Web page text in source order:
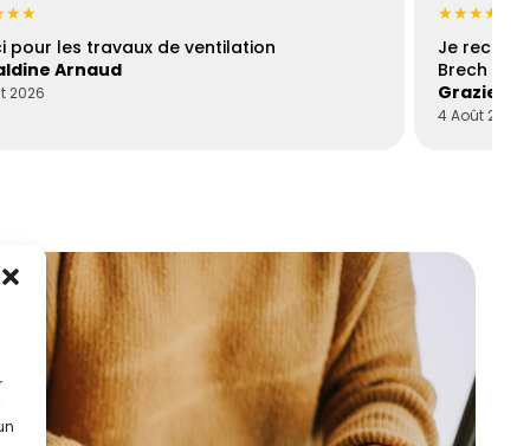
pour les travaux de ventilation
Arnaud
2026
★★★★★
Je
Brech est
Graziella
4 Août 2026